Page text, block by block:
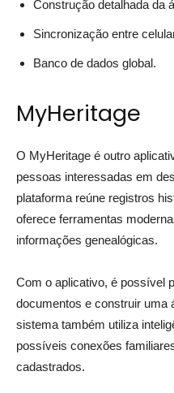
Construção detalhada da
Sincronização entre
Banco de dados global.
MyHeritage
O MyHeritage é outro
pessoas interessadas em
plataforma reúne registros
oferece ferramentas
informações genealógicas.
Com o aplicativo, é possível
documentos e construir uma
sistema também utiliza
possíveis conexões
cadastrados.